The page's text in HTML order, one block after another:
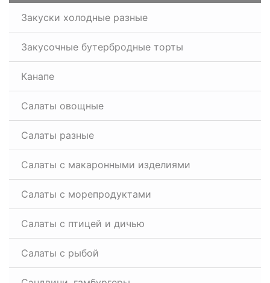
Закуски холодные разные
Закусочные бутербродные торты
Канапе
Салаты овощные
Салаты разные
Салаты с макаронными изделиями
Салаты с морепродуктами
Салаты с птицей и дичью
Салаты с рыбой